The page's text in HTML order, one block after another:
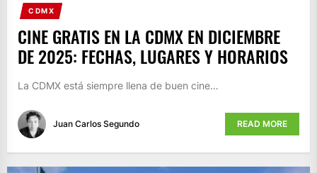
CDMX
CINE GRATIS EN LA CDMX EN DICIEMBRE
DE 2025: FECHAS, LUGARES Y HORARIOS
La CDMX está siempre llena de buen cine…
Juan Carlos Segundo READ MORE